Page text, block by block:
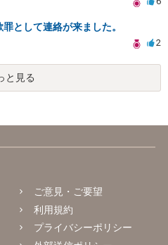
として連絡が来ました。
2
と見る
ご意見・ご要望
利用規約
プライバシーポリシー